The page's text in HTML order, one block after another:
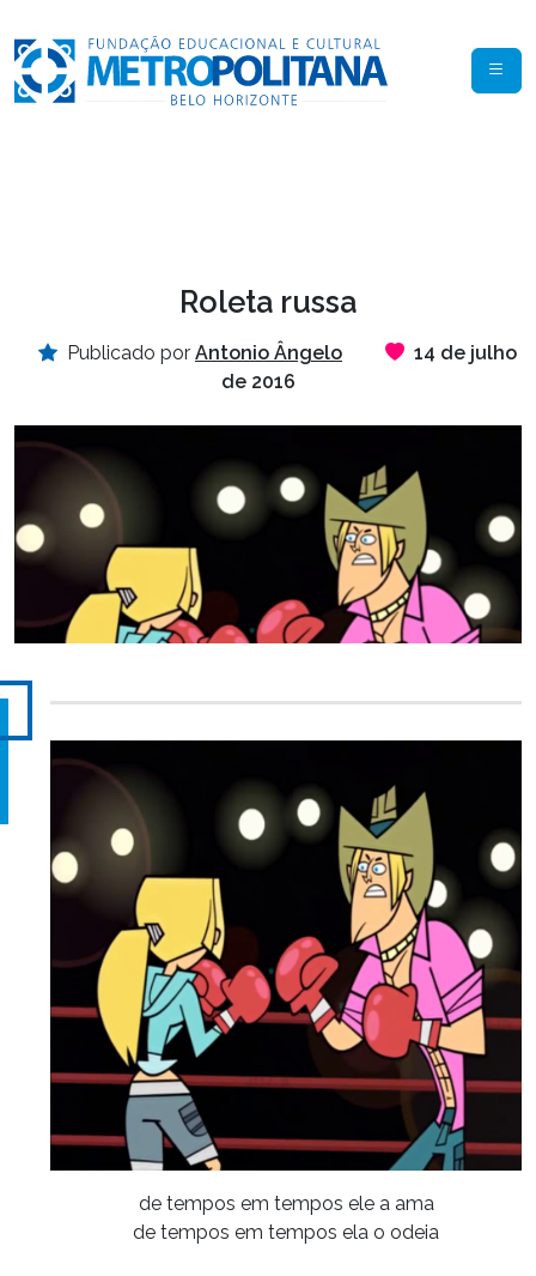
Roleta russa
Publicado por Antonio Ângelo
14 de julho
de 2016
de tempos em tempos ele a ama
de tempos em tempos ela o odeia